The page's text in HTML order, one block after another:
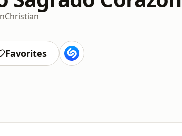
Christian
Favorites